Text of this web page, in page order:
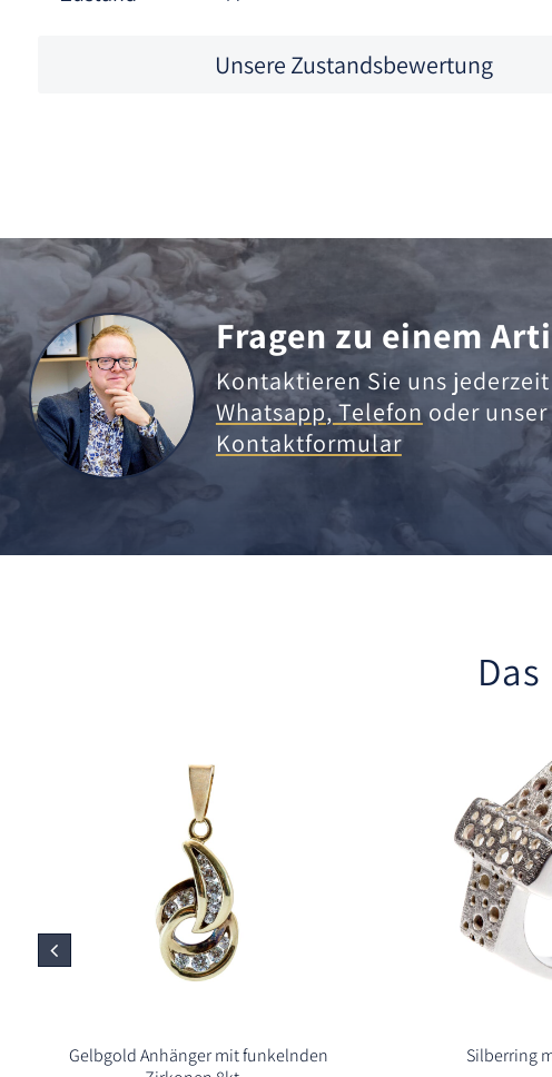
Unsere Zustandsbewertung
Fragen zu einem
Kontaktieren Sie uns
Whatsapp,Telefonoder unser
Kontaktformular
Gelbgold Anhänger mit funkelnden
Silberring